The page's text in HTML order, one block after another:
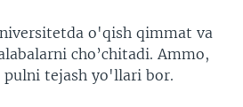
o'qish qimmat va
cho’chitadi. Ammo,
pulni tejash yo'llari bor.